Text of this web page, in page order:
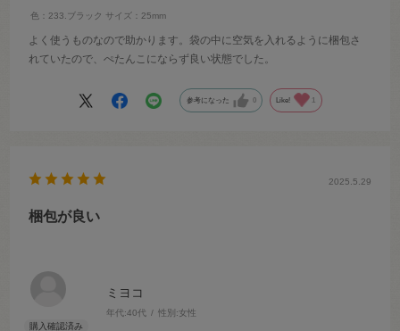
色：233.ブラック サイズ：25mm
よく使うものなので助かります。袋の中に空気を入れるように梱包さ
れていたので、ぺたんこにならず良い状態でした。
参考になった 0 Like!
ミヨコ
年代:40代 性別:女性
2025.5.29
梱包が良い